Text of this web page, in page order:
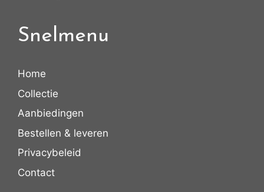
Snelmenu
Home
Collectie
Aanbiedingen
Bestellen & leveren
Privacybeleid
Contact